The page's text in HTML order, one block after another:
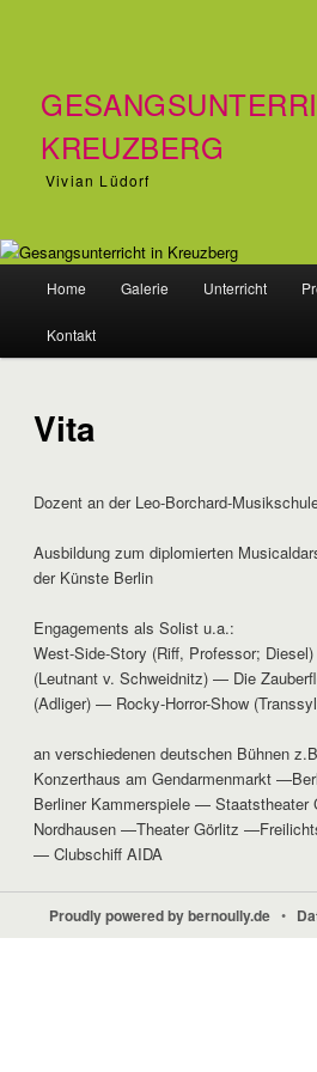
KREUZBERG
Vivian Lüdorf
Home Galerie Unterricht
Kontakt
Vita
Dozent an der Leo-Borchard-
Ausbildung zum diplomierten
der Künste Berlin
Engagements als Solist u.a.:
West-Side-Story (Riff, Professor;
(Leutnant v. Schweidnitz) — Die
(Adliger) — Rocky-Horror-Show
an verschiedenen deutschen Bühnen
Konzerthaus am Gendarmenmarkt
Berliner Kammerspiele —
Nordhausen —Theater Görlitz
— Clubschiff AIDA
Proudly powered by bernoully.de •